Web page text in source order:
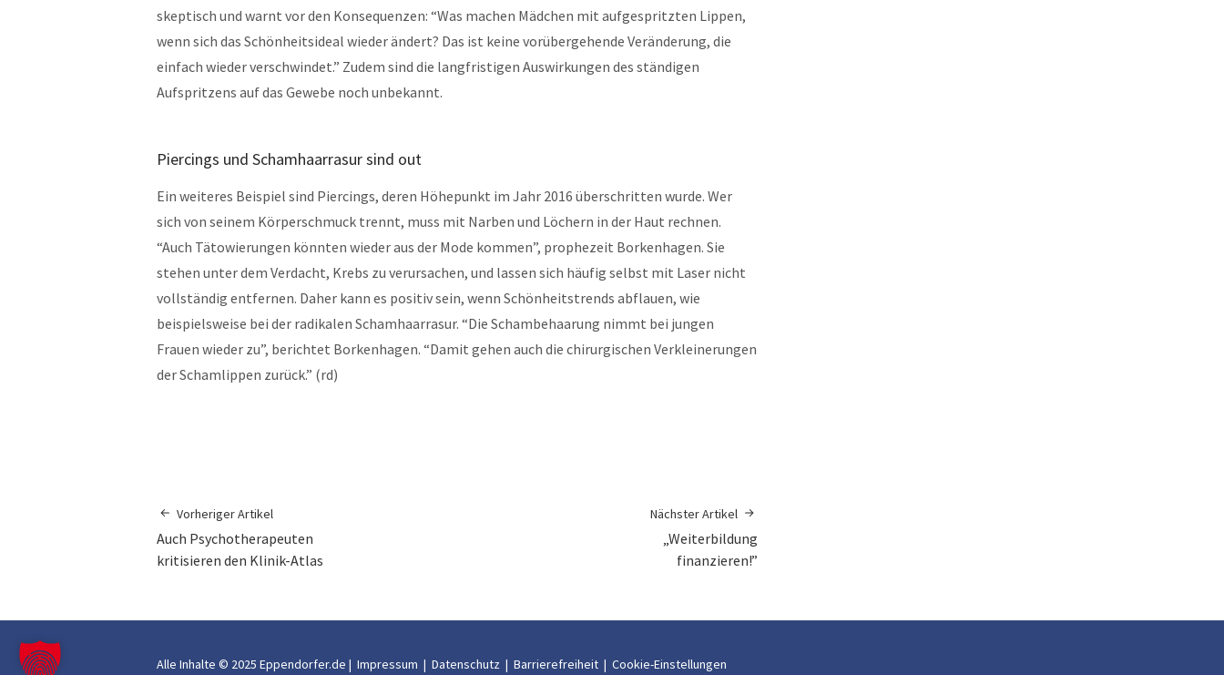
skeptisch und warnt vor den Konsequenzen: “Was machen Mädchen mit aufgespritzten Lippen,
wenn sich das Schönheitsideal wieder ändert? Das ist keine vorübergehende Veränderung, die
einfach wieder verschwindet.” Zudem sind die langfristigen Auswirkungen des ständigen
Aufspritzens auf das Gewebe noch unbekannt.
Piercings und Schamhaarrasur sind out
Ein weiteres Beispiel sind Piercings, deren Höhepunkt im Jahr 2016 überschritten wurde. Wer
sich von seinem Körperschmuck trennt, muss mit Narben und Löchern in der Haut rechnen.
“Auch Tätowierungen könnten wieder aus der Mode kommen”, prophezeit Borkenhagen. Sie
stehen unter dem Verdacht, Krebs zu verursachen, und lassen sich häufig selbst mit Laser nicht
vollständig entfernen. Daher kann es positiv sein, wenn Schönheitstrends abflauen, wie
beispielsweise bei der radikalen Schamhaarrasur. “Die Schambehaarung nimmt bei jungen
Frauen wieder zu”, berichtet Borkenhagen. “Damit gehen auch die chirurgischen Verkleinerungen
der Schamlippen zurück.” (rd)
Vorheriger Artikel
Auch Psychotherapeuten
kritisieren den Klinik-Atlas
Nächster Artikel
„Weiterbildung
finanzieren!”
Alle Inhalte © 2025 Eppendorfer.de | Impressum | Datenschutz | Barrierefreiheit | Cookie-Einstellungen